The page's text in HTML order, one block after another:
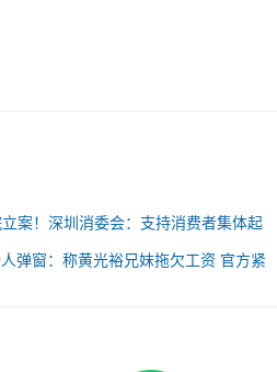
案！深圳消委会：支持消费者集体起
弹窗：称黄光裕兄妹拖欠工资 官方紧